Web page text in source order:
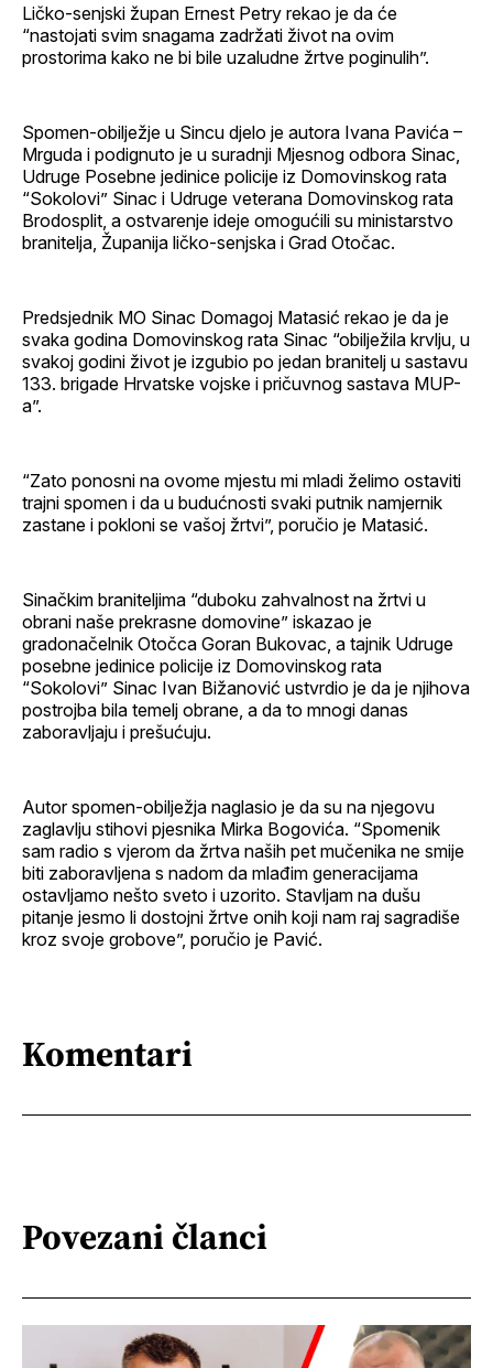
Ličko-senjski župan Ernest Petry rekao je da će
“nastojati svim snagama zadržati život na ovim
prostorima kako ne bi bile uzaludne žrtve poginulih”.
Spomen-obilježje u Sincu djelo je autora Ivana Pavića –
Mrguda i podignuto je u suradnji Mjesnog odbora Sinac,
Udruge Posebne jedinice policije iz Domovinskog rata
“Sokolovi” Sinac i Udruge veterana Domovinskog rata
Brodosplit, a ostvarenje ideje omogućili su ministarstvo
branitelja, Županija ličko-senjska i Grad Otočac.
Predsjednik MO Sinac Domagoj Matasić rekao je da je
svaka godina Domovinskog rata Sinac “obilježila krvlju, u
svakoj godini život je izgubio po jedan branitelj u sastavu
133. brigade Hrvatske vojske i pričuvnog sastava MUP-
a”.
“Zato ponosni na ovome mjestu mi mladi želimo ostaviti
trajni spomen i da u budućnosti svaki putnik namjernik
zastane i pokloni se vašoj žrtvi”, poručio je Matasić.
Sinačkim braniteljima “duboku zahvalnost na žrtvi u
obrani naše prekrasne domovine” iskazao je
gradonačelnik Otočca Goran Bukovac, a tajnik Udruge
posebne jedinice policije iz Domovinskog rata
“Sokolovi” Sinac Ivan Bižanović ustvrdio je da je njihova
postrojba bila temelj obrane, a da to mnogi danas
zaboravljaju i prešućuju.
Autor spomen-obilježja naglasio je da su na njegovu
zaglavlju stihovi pjesnika Mirka Bogovića. “Spomenik
sam radio s vjerom da žrtva naših pet mučenika ne smije
biti zaboravljena s nadom da mlađim generacijama
ostavljamo nešto sveto i uzorito. Stavljam na dušu
pitanje jesmo li dostojni žrtve onih koji nam raj sagradiše
kroz svoje grobove”, poručio je Pavić.
Komentari
Povezani članci